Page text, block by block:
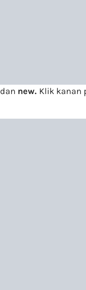
dan new. Klik kanan